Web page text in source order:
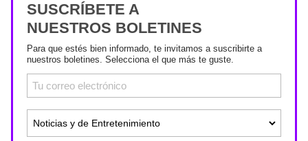
SUSCRÍBETE A
NUESTROS BOLETINES
Para que estés bien informado, te invitamos a suscribirte a
nuestros boletines. Selecciona el que más te guste.